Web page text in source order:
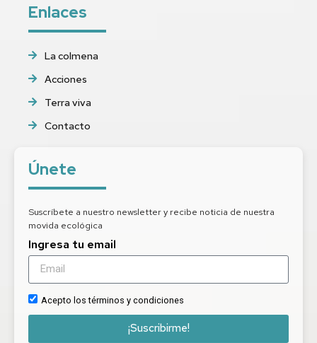
Enlaces
La colmena
Acciones
Terra viva
Contacto
Únete
Suscríbete a nuestro newsletter y recibe noticia de nuestra
movida ecológica
Ingresa tu email
Acepto los términos y condiciones
¡Suscribirme!